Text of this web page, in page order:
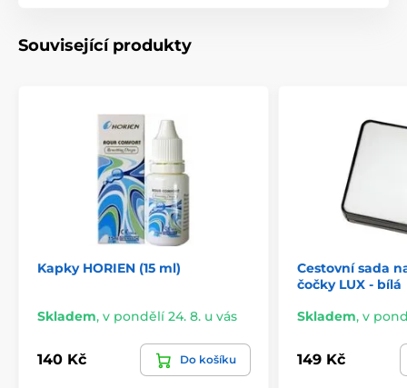
Související produkty
Kapky HORIEN (15 ml)
Skladem, v pondělí 24. 8. u vás
140 Kč Do košíku
Cestovní sada
čočky LUX - bílá
Skladem, v
149 Kč